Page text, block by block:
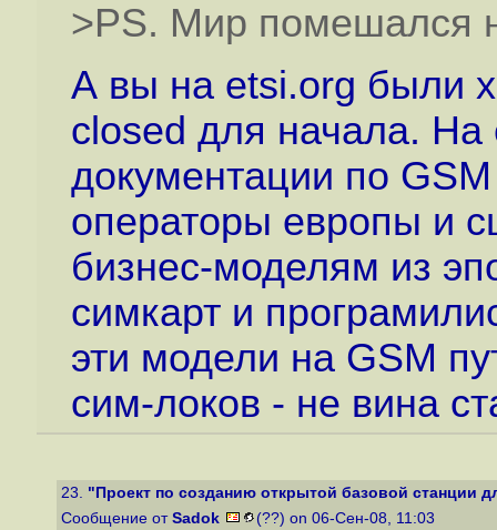
>PS. Мир помешался
А вы на etsi.org были
closed для начала. На
документации по
операторы европы и
бизнес-моделям из
симкарт и
эти модели на GSM
сим-локов - не вина
23. "Проект по созданию открытой базовой станции
Сообщение от Sadok (??) on 06-Сен-08, 11:03